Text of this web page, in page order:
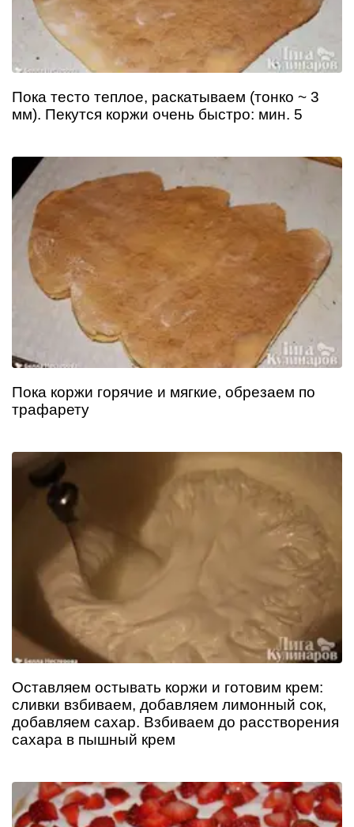
Пока тесто теплое, раскатываем (тонко ~ 3
мм). Пекутся коржи очень быстро: мин. 5
Пока коржи горячие и мягкие, обрезаем по
трафарету
Оставляем остывать коржи и готовим крем:
сливки взбиваем, добавляем лимонный сок,
добавляем сахар. Взбиваем до расстворения
сахара в пышный крем